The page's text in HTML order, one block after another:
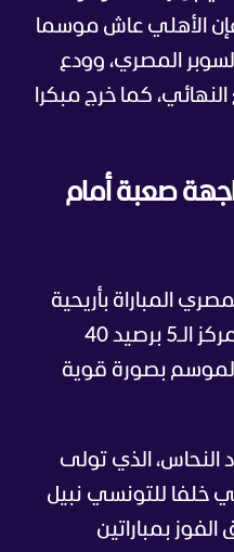
الأهلي عاش موسما
المصري، وودع
كما خرج مبكرا
صعبة أمام
المباراة بأريحية
نسبية بعدما استقر في المركز الـ5 برصيد 40
الموسم بصورة قوية
النحاس، الذي تولى
خلفا للتونسي نبيل
بمباراتين